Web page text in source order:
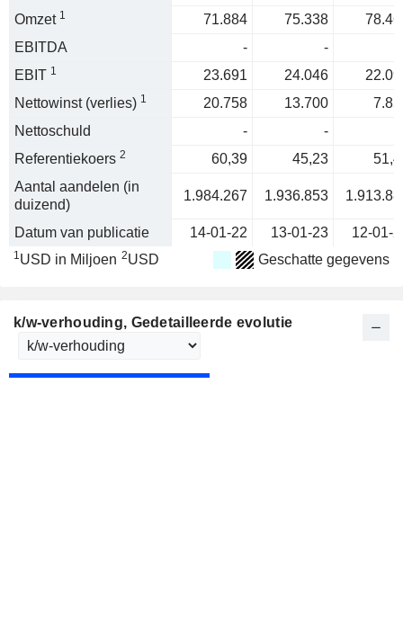
Omzet 1 71.884 75.338
EBITDA
-
-
EBIT 1 23.691 24.046
Nettowinst (verlies) 1 20.758 13.700
Nettoschuld
-
-
Referentiekoers 2 60,39 45,23
Aantal aandelen (in
duizend)
1.984.267 1.936.853
Datum van publicatie 14-01-22 13-01-23 12-01-
1USD in Miljoen 2USD Geschatte gegevens
k/w-verhouding, Gedetailleerde evolutie